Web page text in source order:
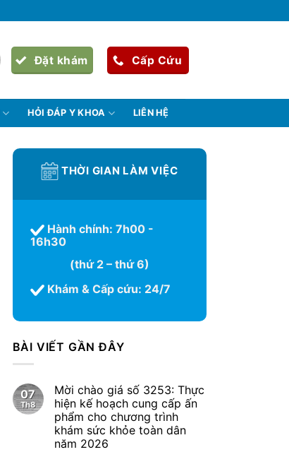
Đặt khám Cấp Cứu
HỎI ĐÁP Y KHOA LIÊN HỆ
THỜI GIAN LÀM VIỆC
Hành chính: 7h00 -
16h30
(thứ 2 – thứ 6)
Khám & Cấp cứu: 24/7
BÀI VIẾT GẦN ĐÂY
07
Th8
Mời chào giá số 3253: Thực
hiện kế hoạch cung cấp ấn
phẩm cho chương trình
khám sức khỏe toàn dân
năm 2026